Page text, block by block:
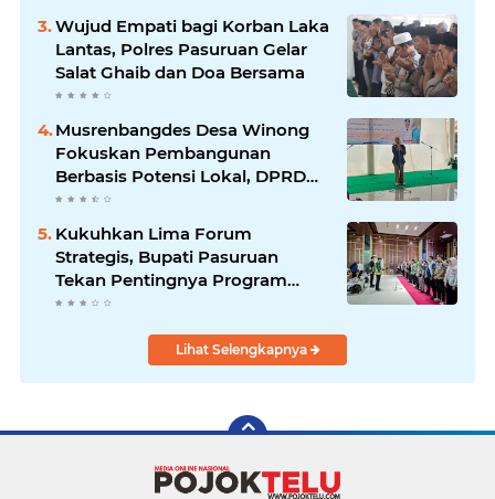
Wujud Empati bagi Korban Laka
Lantas, Polres Pasuruan Gelar
Salat Ghaib dan Doa Bersama
Musrenbangdes Desa Winong
Fokuskan Pembangunan
Berbasis Potensi Lokal, DPRD
Optimistis Meski Dihantam
Efisiensi Anggaran
Kukuhkan Lima Forum
Strategis, Bupati Pasuruan
Tekan Pentingnya Program
Nyata untuk Rakyat
Lihat Selengkapnya